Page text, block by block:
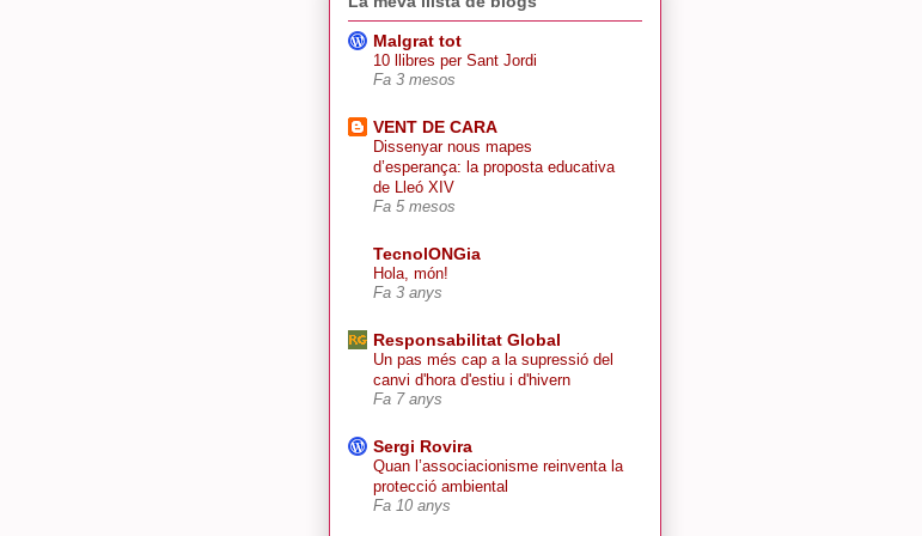
Malgrat tot
10 llibres per Sant Jordi
Fa 3 mesos
VENT DE CARA
Dissenyar nous mapes
d’esperança: la proposta educativa
de Lleó XIV
Fa 5 mesos
TecnolONGia
Hola, món!
Fa 3 anys
Responsabilitat Global
Un pas més cap a la supressió del
canvi d'hora d'estiu i d'hivern
Fa 7 anys
Sergi Rovira
Quan l’associacionisme reinventa la
protecció ambiental
Fa 10 anys